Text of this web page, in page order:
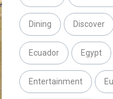
Dining Discover
Ecuador Egypt
Entertainment